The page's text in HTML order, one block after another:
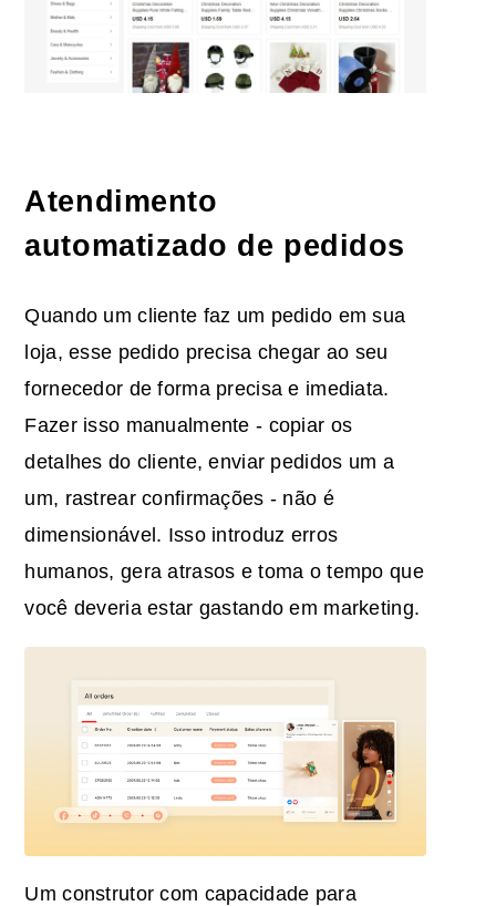
Atendimento
automatizado de pedidos
Quando um cliente faz um pedido em sua
loja, esse pedido precisa chegar ao seu
fornecedor de forma precisa e imediata.
Fazer isso manualmente - copiar os
detalhes do cliente, enviar pedidos um a
um, rastrear confirmações - não é
dimensionável. Isso introduz erros
humanos, gera atrasos e toma o tempo que
você deveria estar gastando em marketing.
Um construtor com capacidade para